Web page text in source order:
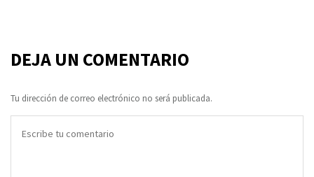
DEJA UN COMENTARIO
Tu dirección de correo electrónico no será publicada.